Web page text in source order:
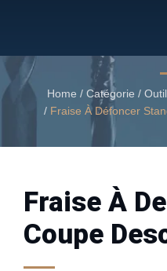
Fraiseuse
Home / Catégorie /
/ Fraise À Défoncer
Fraise À
Coupe